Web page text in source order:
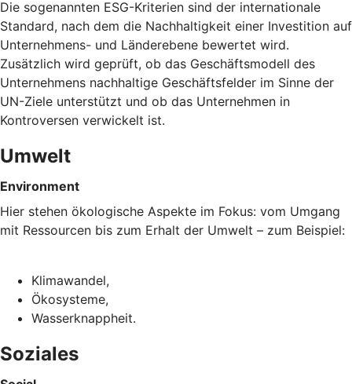
Die sogenannten ESG-Kriterien sind der internationale
Standard, nach dem die Nachhaltigkeit einer Investition auf
Unternehmens- und Länderebene bewertet wird.
Zusätzlich wird geprüft, ob das Geschäftsmodell des
Unternehmens nachhaltige Geschäftsfelder im Sinne der
UN-Ziele unterstützt und ob das Unternehmen in
Kontroversen verwickelt ist.
Umwelt
Environment
Hier stehen ökologische Aspekte im Fokus: vom Umgang
mit Ressourcen bis zum Erhalt der Umwelt – zum Beispiel:
Klimawandel,
Ökosysteme,
Wasserknappheit.
Soziales